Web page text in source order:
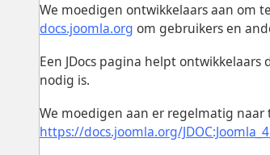
We moedigen ontwikkelaars aan om
docs.joomla.org om gebruikers en
Een JDocs pagina helpt
nodig is.
We moedigen aan er regelmatig
https://docs.joomla.org/